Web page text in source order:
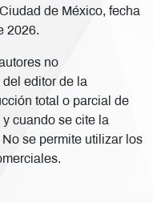
de México, fecha
2026.
no
editor de la
total o parcial de
cuando se cite la
se permite utilizar los